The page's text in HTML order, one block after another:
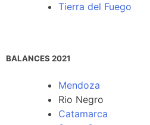
Tierra del Fuego
BALANCES 2021
Mendoza
Rio Negro
Catamarca